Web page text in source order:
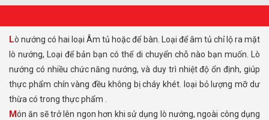
Lò nướng có hai loại Âm tủ hoặc để bàn. Loại để âm tủ chỉ lộ ra mặt
lò nướng, Loại để bản bạn có thể di chuyển chỗ nào bạn muốn. Lò
nướng có nhiều chức năng nướng, và duy trì nhiệt độ ổn định, giúp
thực phẩm chín vàng đều không bị cháy khét. loại bỏ lượng mỡ dư
thừa có trong thực phẩm .
Món ăn sẽ trở lên ngon hơn khi sử dụng lò nướng, ngoài công dụng